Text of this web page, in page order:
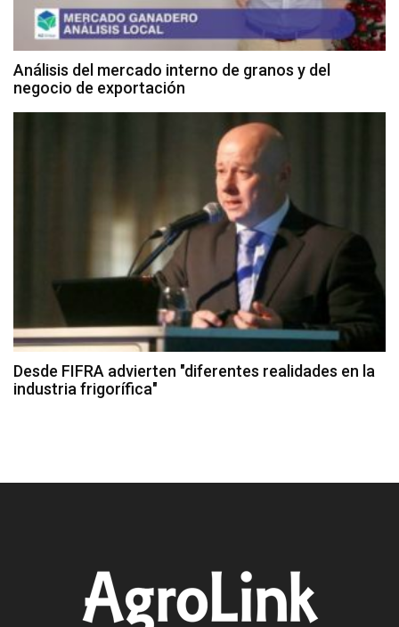
Análisis del mercado interno de granos y del
negocio de exportación
Desde FIFRA advierten "diferentes realidades en la
industria frigorífica"